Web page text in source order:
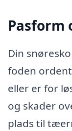
Pasform
Din
foden
eller er for
og skader
plads til